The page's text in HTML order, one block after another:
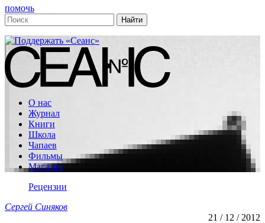
помочь
О нас
Журнал
Книги
Школа
Чапаев
Фильмы
Магазин
Рецензии
Сергей Синяков
21 / 12 / 2012